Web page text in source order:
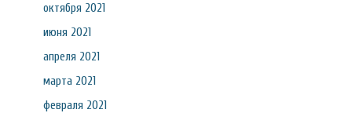
октября 2021
июня 2021
апреля 2021
марта 2021
февраля 2021